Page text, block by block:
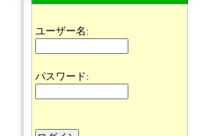
ユーザー名:
パスワード: